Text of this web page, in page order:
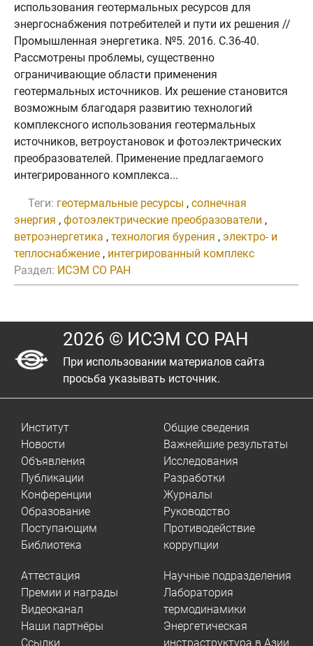
использования геотермальных ресурсов для
энергоснабжения потребителей и пути их решения //
Промышленная энергетика. №5. 2016. C.36-40.
Рассмотрены проблемы, существенно
ограничивающие области применения
геотермальных источников. Их решение становится
возможным благодаря развитию технологий
комплексного использования геотермальных
источников, ветроустановок и фотоэлектрических
преобразователей. Применение предлагаемого
интегрированного комплекса...
Теги: геотермальные ресурсы , солнечная
энергия , фотоэлектрические преобразователи ,
ветроэнергетика , технология бурения , электро- и
теплоснабжение , интегрированный комплекс
Раздел: ИСЭМ СО РАН
2026 © ИСЭМ СО РАН
При использовании материалов сайта
просьба указывать источник.
Институт
Новости
Объявления
Публикации
Конференции
Образование
Поступающим
Библиотека
Общие сведения
Важнейшие результаты
Исследования
Разработки
Журналы
Руководство
Противодействие
коррупции
Аттестация
Премии и награды
Видеоканал
Наши партнёры
Ссылки
Научные подразделения
Лаборатория
термодинамики
Энергетическая
инстраструктура в Азии